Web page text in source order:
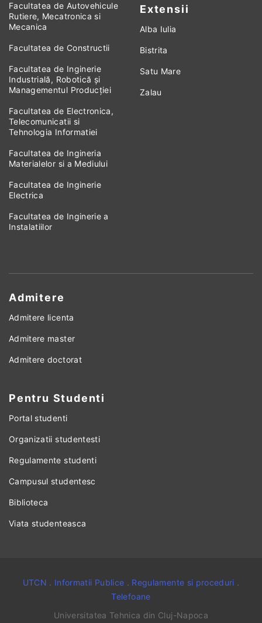
Facultatea de Autovehicule
Rutiere, Mecatronica si
Mecanica
Facultatea de Constructii
Facultatea de Inginerie
Industrială, Robotică și
Managementul Producției
Facultatea de Electronica,
Telecomunicatii si
Tehnologia Informatiei
Facultatea de Ingineria
Materialelor si a Mediului
Facultatea de Inginerie
Electrica
Facultatea de Inginerie a
Instalatiilor
Extensii
Alba Iulia
Bistrita
Satu Mare
Zalau
Admitere
Admitere licenta
Admitere master
Admitere doctorat
Pentru Studenti
Portal studenti
Organizatii studentesti
Regulamente studenti
Campusul studentesc
Biblioteca
Viata studenteasca
UTCN . Informatii Publice . Regulamente si proceduri .
Telefoane
Universitatea Tehnica din Cluj-Napoca